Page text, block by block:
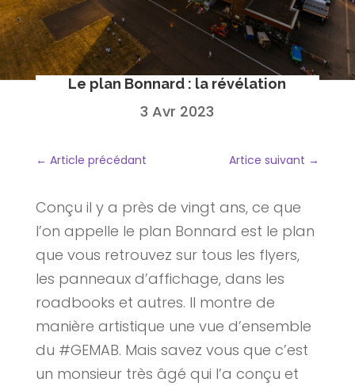
Le plan Bonnard : la révélation
3 Avr 2023
← Article précédant Artice suivant →
Conçu il y a près de vingt ans, ce que
l’on appelle le plan Bonnard est le plan
que vous retrouvez sur tous les flyers,
les panneaux d’affichage, dans les
roadbooks et autres. Il montre de
manière artistique une vue d’ensemble
du #GEMAB. Mais savez vous que c’est
un monsieur très âgé qui l’a conçu et